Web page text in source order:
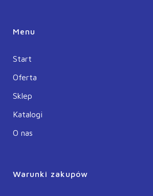
Menu
Start
Oferta
Sklep
Katalogi
O nas
Warunki zakupów